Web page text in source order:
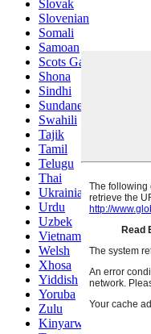
Slovak
Slovenian
Somali
Samoan
Scots Gaelic
Shona
Sindhi
Sundanese
Swahili
Tajik
Tamil
Telugu
Thai
Ukrainian
Urdu
Uzbek
Vietnamese
Welsh
Xhosa
Yiddish
Yoruba
Zulu
Kinyarwanda